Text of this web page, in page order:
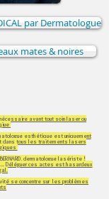
par Dermatologue
mates & noires
avant tout soin laser ou
esthétique est uniquement
dans tous les traitements lasers
dermatologue lasériste !
Déléguer ces actes est hasardeux
se concentre sur les problèmes